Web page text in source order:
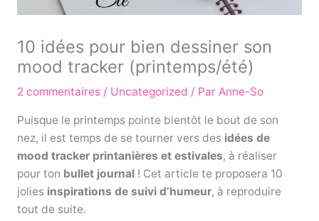
10 idées pour bien dessiner son
mood tracker (printemps/été)
2 commentaires / Uncategorized / Par Anne-So
Puisque le printemps pointe bientôt le bout de son
nez, il est temps de se tourner vers desidées de
mood tracker printanières et estivales, à réaliser
pour ton bullet journal! Cet article te proposera 10
jolies inspirations de suivi d’humeur, à reproduire
tout de suite.